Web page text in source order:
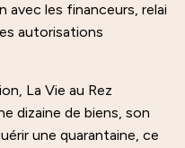
avec les financeurs, relai
autorisations
La Vie au Rez
dizaine de biens, son
une quarantaine, ce